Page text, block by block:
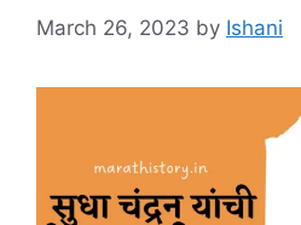
March 26, 2023 by Ishani